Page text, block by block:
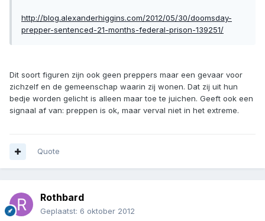
http://blog.alexanderhiggins.com/2012/05/30/doomsday-
prepper-sentenced-21-months-federal-prison-139251/
Dit soort figuren zijn ook geen preppers maar een gevaar voor
zichzelf en de gemeenschap waarin zij wonen. Dat zij uit hun
bedje worden gelicht is alleen maar toe te juichen. Geeft ook een
signaal af van: preppen is ok, maar verval niet in het extreme.
Quote
Rothbard
Geplaatst: 6 oktober 2012